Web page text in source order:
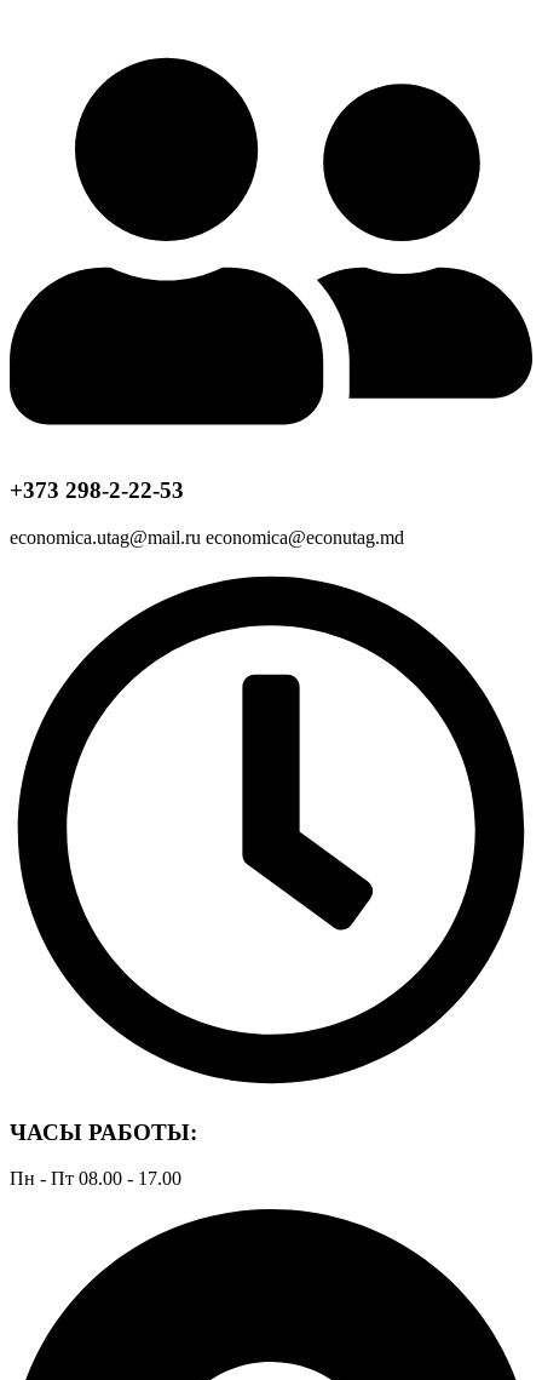
+373 298-2-22-53
economica.utag@mail.ru economica@econutag.md
ЧАСЫ РАБОТЫ:
Пн - Пт 08.00 - 17.00